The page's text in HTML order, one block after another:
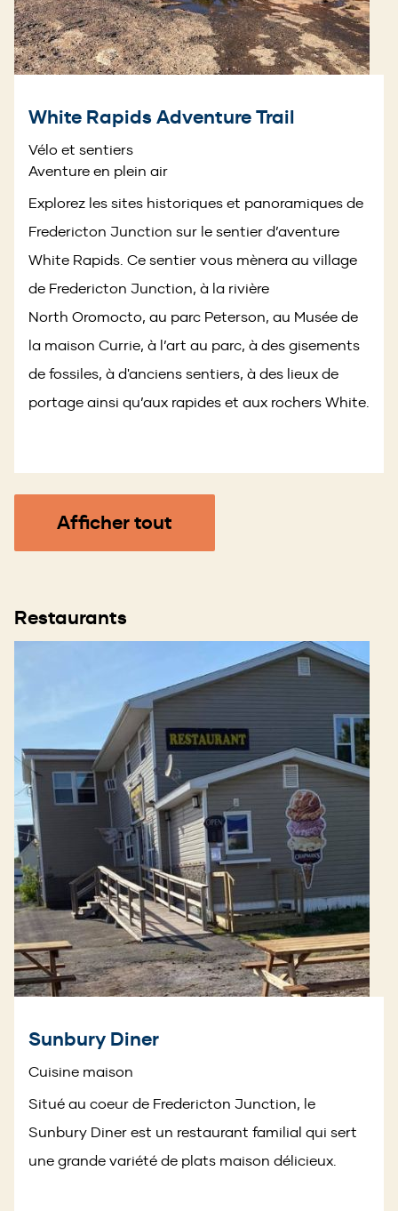
White Rapids Adventure Trail
Vélo et sentiers
Aventure en plein air
Explorez les sites historiques et panoramiques de
Fredericton Junction sur le sentier d’aventure
White Rapids. Ce sentier vous mènera au village
de Fredericton Junction, à la rivière
North Oromocto, au parc Peterson, au Musée de
la maison Currie, à l’art au parc, à des gisements
de fossiles, à d'anciens sentiers, à des lieux de
portage ainsi qu’aux rapides et aux rochers White.
Afficher tout
Restaurants
Sunbury Diner
Cuisine maison
Situé au coeur de Fredericton Junction, le
Sunbury Diner est un restaurant familial qui sert
une grande variété de plats maison délicieux.